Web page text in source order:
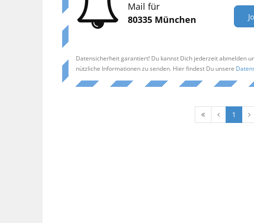
Mail für
80335 München
Datensicherheit garantiert! Du kannst Dich jederzeit abmelden
nützliche Informationen zu senden. Hier findest Du unsere
1